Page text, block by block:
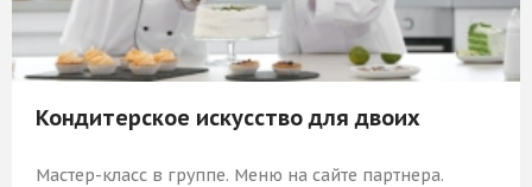
Кондитерское искусство для двоих
Мастер-класс в группе. Меню на сайте партнера.